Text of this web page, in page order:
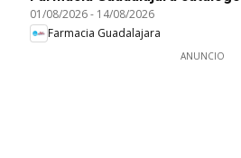
01/08/2026- 14/08/2026
Farmacia Guadalajara
ANUNCIO